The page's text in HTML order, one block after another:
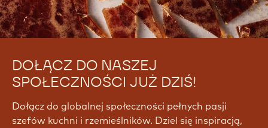
DOŁĄCZ DO NASZEJ
SPOŁECZNOŚCI JUŻ DZIŚ!
Dołącz do globalnej społeczności pełnych pasji
szefów kuchni i rzemieślników. Dziel się inspiracją,